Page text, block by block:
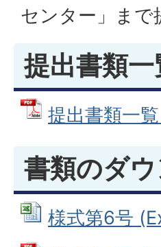
センター」まで
提出書類一
提出書類一
書類のダ
様式第6号